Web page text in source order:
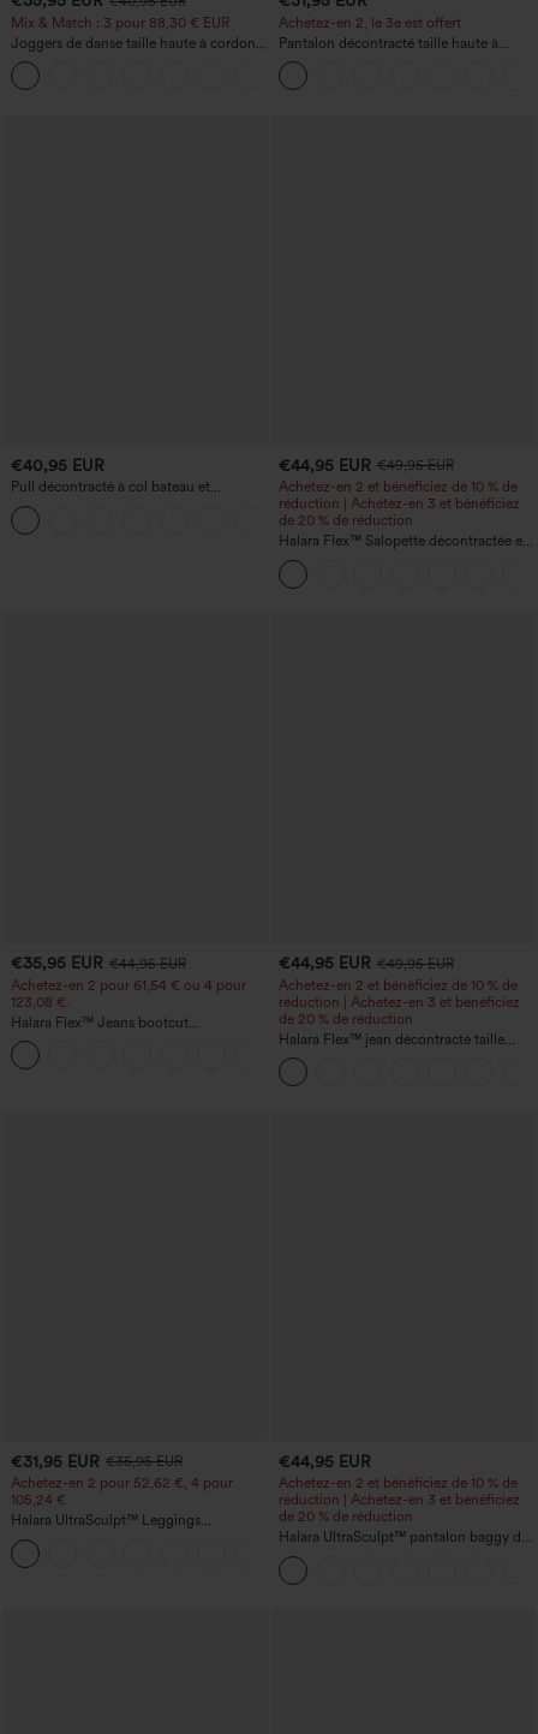
Mix & Match : 3 pour 88,30 € EUR
Joggers de danse taille haute à cordon,
effet froncé, coupe fuselée, à séchage
rapide et toucher frais, avec poches —
UPF40+
Achetez-en 2, le 3e est offert
Pantalon décontracté taille haute à
cordon, coupe large en mélange de lin,
avec poches
€40,95 EUR
Pull décontracté à col bateau et
manches chauve-souris
+1
€44,95 EUR €49,95 EUR
Achetez-en 2 et bénéficiez de 10 % de
réduction | Achetez-en 3 et bénéficiez
de 20 % de réduction
Halara Flex™ Salopette décontractée en
denim lavé à encolure en V avec poche
€35,95 EUR €44,95 EUR
Achetez-en 2 pour 61,54 € ou 4 pour
123,08 €.
Halara Flex™ Jeans bootcut
décontractés taille haute, effet délavé,
avec poches
€44,95 EUR €49,95 EUR
Achetez-en 2 et bénéficiez de 10 % de
réduction | Achetez-en 3 et bénéficiez
de 20 % de réduction
Halara Flex™ jean décontracté taille
haute, large, avec poches, ourlet
retroussé et effet délavé
€31,95 EUR €35,95 EUR
Achetez-en 2 pour 52,62 €, 4 pour
105,24 €
Halara UltraSculpt™ Leggings
d'entraînement sculptants taille haute,
effet ventre plat, avec poche
€44,95 EUR
Achetez-en 2 et bénéficiez de 10 % de
réduction | Achetez-en 3 et bénéficiez
de 20 % de réduction
Halara UltraSculpt™ pantalon baggy de
yoga taille haute à effet gainant pour le
ventre, à rayures color block, avec
poches